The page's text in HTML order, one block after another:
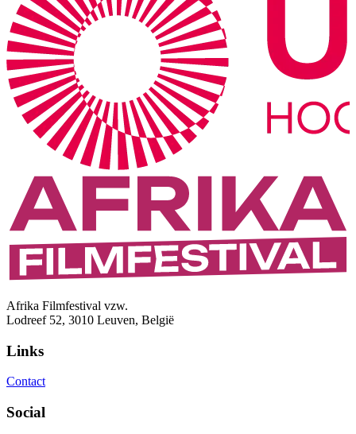
Afrika Filmfestival vzw.
Lodreef 52, 3010 Leuven, België
Links
Contact
Social